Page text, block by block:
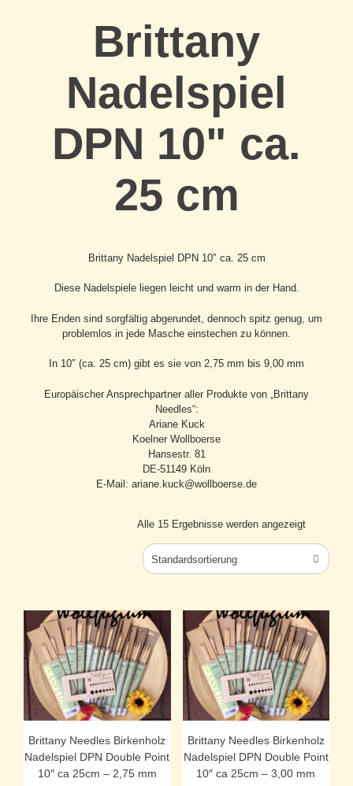
Brittany
Nadelspiel
DPN 10" ca.
25 cm
Brittany Nadelspiel DPN 10″ ca. 25 cm
Diese Nadelspiele liegen leicht und warm in der Hand.
Ihre Enden sind sorgfältig abgerundet, dennoch spitz genug, um
problemlos in jede Masche einstechen zu können.
In 10″ (ca. 25 cm) gibt es sie von 2,75 mm bis 9,00 mm
Europäischer Ansprechpartner aller Produkte von „Brittany
Needles“:
Ariane Kuck
Koelner Wollboerse
Hansestr. 81
DE-51149 Köln
E-Mail: ariane.kuck@wollboerse.de
Alle 15 Ergebnisse werden angezeigt
Standardsortierung
Brittany Needles Birkenholz
Nadelspiel DPN Double Point
10″ ca 25cm – 2,75 mm
Brittany Needles Birkenholz
Nadelspiel DPN Double Point
10″ ca 25cm – 3,00 mm